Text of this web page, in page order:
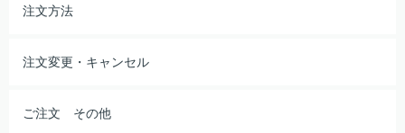
注文方法
注文変更・キャンセル
ご注文 その他